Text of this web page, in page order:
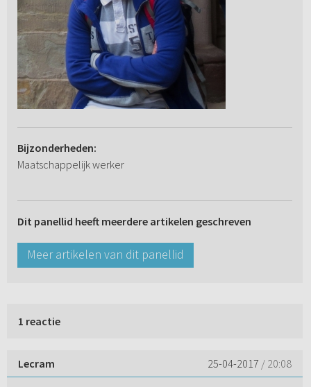
Bijzonderheden:
Maatschappelijk werker
Dit panellid heeft meerdere artikelen geschreven
Meer artikelen van dit panellid
1 reactie
Lecram 25-04-2017 / 20:08